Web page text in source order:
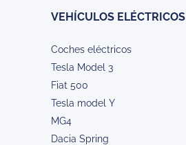
VEHÍCULOS ELÉCTRICOS
Coches eléctricos
Tesla Model 3
Fiat 500
Tesla model Y
MG4
Dacia Spring